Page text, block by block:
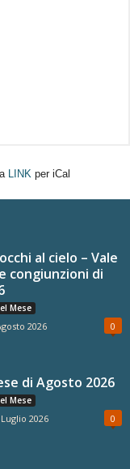
LINK per iCal
al cielo – Vale
congiunzioni di
Mese
2026 0
di Agosto 2026
Mese
2026 0